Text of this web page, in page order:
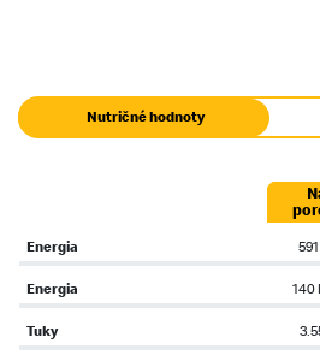
Nutričné hodnoty
Energia
Energia 140
Tuky